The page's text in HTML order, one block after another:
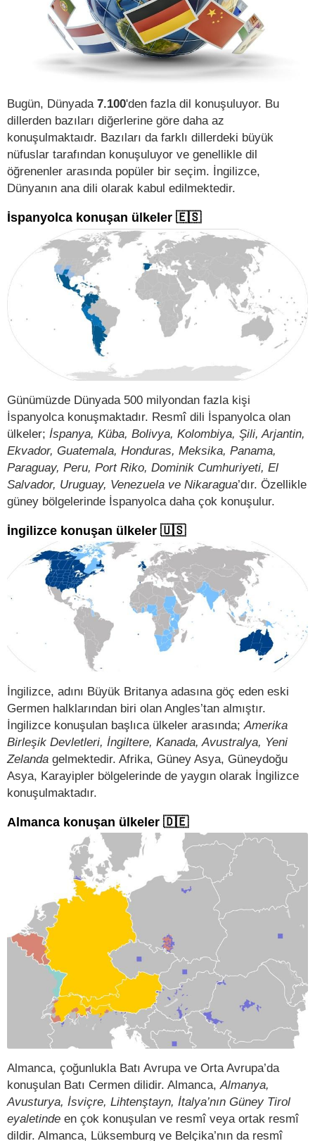
Bugün, Dünyada 7.100'den fazla dil konuşuluyor. Bu
dillerden bazıları diğerlerine göre daha az
konuşulmaktaıdr. Bazıları da farklı dillerdeki büyük
nüfuslar tarafından konuşuluyor ve genellikle dil
öğrenenler arasında popüler bir seçim. İngilizce,
Dünyanın ana dili olarak kabul edilmektedir.
İspanyolca konuşan ülkeler 🇪🇸
Günümüzde Dünyada 500 milyondan fazla kişi
İspanyolca konuşmaktadır. Resmî dili İspanyolca olan
ülkeler; İspanya, Küba, Bolivya, Kolombiya, Şili, Arjantin,
Ekvador, Guatemala, Honduras, Meksika, Panama,
Paraguay, Peru, Port Riko, Dominik Cumhuriyeti, El
Salvador, Uruguay, Venezuela ve Nikaragua’dır. Özellikle
güney bölgelerinde İspanyolca daha çok konuşulur.
İngilizce konuşan ülkeler 🇺🇸
İngilizce, adını Büyük Britanya adasına göç eden eski
Germen halklarından biri olan Angles’tan almıştır.
İngilizce konuşulan başlıca ülkeler arasında;Amerika
Birleşik Devletleri, İngiltere, Kanada, Avustralya, Yeni
Zelanda gelmektedir. Afrika, Güney Asya, Güneydoğu
Asya, Karayipler bölgelerinde de yaygın olarak İngilizce
konuşulmaktadır.
Almanca konuşan ülkeler 🇩🇪
Almanca, çoğunlukla Batı Avrupa ve Orta Avrupa’da
konuşulan Batı Cermen dilidir. Almanca, Almanya,
Avusturya, İsviçre, Lihtenştayn, İtalya’nın Güney Tirol
eyaletinde en çok konuşulan ve resmî veya ortak resmî
dildir. Almanca, Lüksemburg ve Belçika’nın da resmî